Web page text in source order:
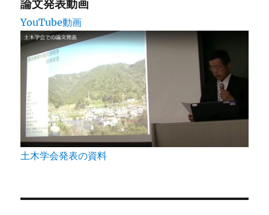
論文発表動画
YouTube動画
土木学会発表の資料